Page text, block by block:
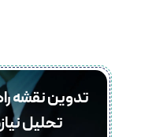
تدوین نقشه
تحلیل